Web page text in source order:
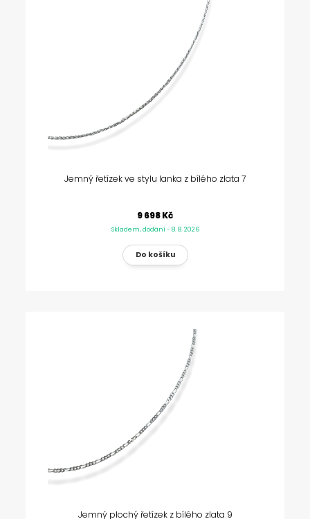
Jemný řetízek ve stylu lanka z bílého zlata 7
9 698 Kč
Skladem, dodání - 8. 8. 2026
Jemný plochý řetízek z bílého zlata 9